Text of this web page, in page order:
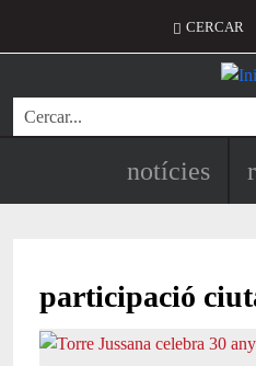
Menú
CERCAR
Cerca
Navegació
notícies
participació